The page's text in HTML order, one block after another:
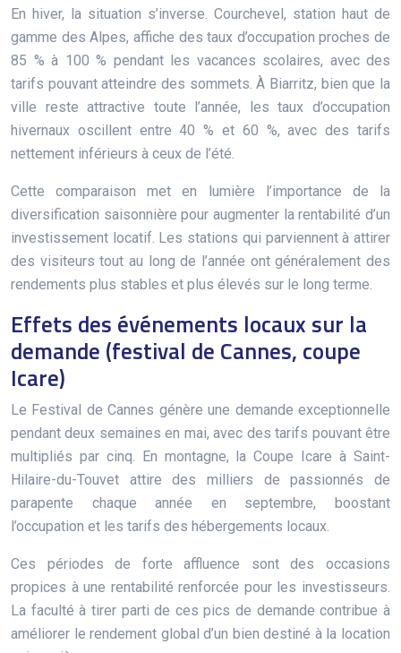
En hiver, la situation s’inverse. Courchevel, station haut de
gamme des Alpes, affiche des taux d’occupation proches de
85 % à 100 % pendant les vacances scolaires, avec des
tarifs pouvant atteindre des sommets. À Biarritz, bien que la
ville reste attractive toute l’année, les taux d’occupation
hivernaux oscillent entre 40 % et 60 %, avec des tarifs
nettement inférieurs à ceux de l’été.
Cette comparaison met en lumière l’importance de la
diversification saisonnière pour augmenter la rentabilité d’un
investissement locatif. Les stations qui parviennent à attirer
des visiteurs tout au long de l’année ont généralement des
rendements plus stables et plus élevés sur le long terme.
Effets des événements locaux sur la
demande (festival de Cannes, coupe
Icare)
Le Festival de Cannes génère une demande exceptionnelle
pendant deux semaines en mai, avec des tarifs pouvant être
multipliés par cinq. En montagne, la Coupe Icare à Saint-
Hilaire-du-Touvet attire des milliers de passionnés de
parapente chaque année en septembre, boostant
l’occupation et les tarifs des hébergements locaux.
Ces périodes de forte affluence sont des occasions
propices à une rentabilité renforcée pour les investisseurs.
La faculté à tirer parti de ces pics de demande contribue à
améliorer le rendement global d’un bien destiné à la location